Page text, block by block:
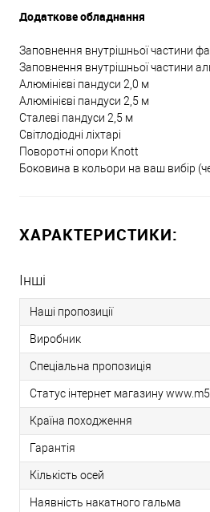
Додаткове обладнання
Заповнення внутрішньої частини
Заповнення внутрішньої частини
Алюмінієві пандуси 2,0 м
Алюмінієві пандуси 2,5 м
Сталеві пандуси 2,5 м
Світлодіодні ліхтарі
Поворотні опори Knott
Боковина в кольори на ваш вибір
ХАРАКТЕРИСТИКИ:
Інші
Наші пропозиції
Виробник
Спеціальна пропозиція
Статус інтернет магазину
Країна походження
Гарантія
Кількість осей
Наявність накатного гальма